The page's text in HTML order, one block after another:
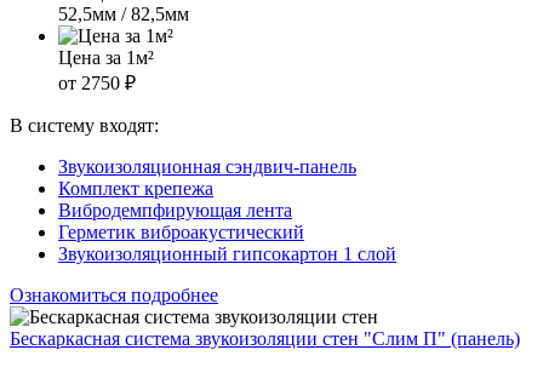
52,5мм / 82,5мм
Цена за 1м²
от 2750 ₽
В систему входят:
Звукоизоляционная сэндвич-панель
Комплект крепежа
Вибродемпфирующая лента
Герметик виброакустический
Звукоизоляционный гипсокартон 1 слой
Ознакомиться подробнее
Бескаркасная система звукоизоляции стен "Слим П" (панель)